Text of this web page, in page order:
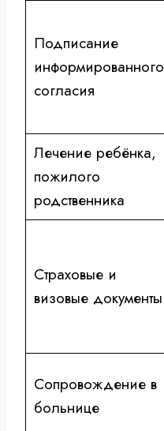
Подписание
информированного
согласия
Лечение ребёнка,
пожилого
родственника
Страховые и
визовые документы
Сопровождение в
больнице